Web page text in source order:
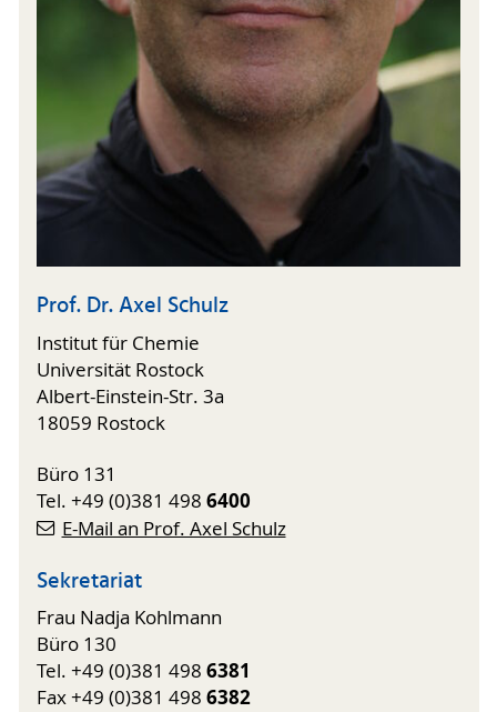
Prof. Dr. Axel Schulz
Institut für Chemie
Universität Rostock
Albert-Einstein-Str. 3a
18059 Rostock
Büro 131
Tel. +49 (0)381 498 6400
E-Mail an Prof. Axel Schulz
Sekretariat
Frau Nadja Kohlmann
Büro 130
Tel. +49 (0)381 498 6381
Fax +49 (0)381 498 6382